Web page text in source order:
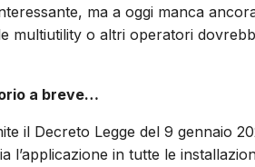
ma a oggi manca
multiutility o altri operatori
a breve…
il Decreto Legge del 9 gennaio
l’applicazione in tutte le